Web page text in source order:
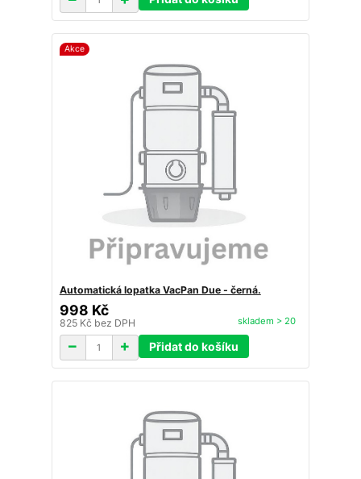
Akce
Automatická lopatka VacPan Due - černá.
998 Kč
825 Kč bez DPH skladem > 20
Přidat do košíku